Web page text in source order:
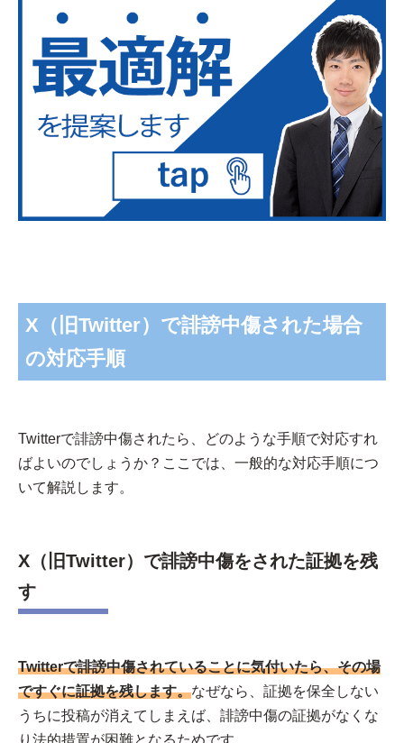
X（旧Twitter）で誹謗中傷された場合
の対応手順
Twitterで誹謗中傷されたら、どのような手順で対応すれ
ばよいのでしょうか？ここでは、一般的な対応手順につ
いて解説します。
X（旧Twitter）で誹謗中傷をされた証拠を残
す
Twitterで誹謗中傷されていることに気付いたら、その場
ですぐに証拠を残します。なぜなら、証拠を保全しない
うちに投稿が消えてしまえば、誹謗中傷の証拠がなくな
り法的措置が困難となるためです。